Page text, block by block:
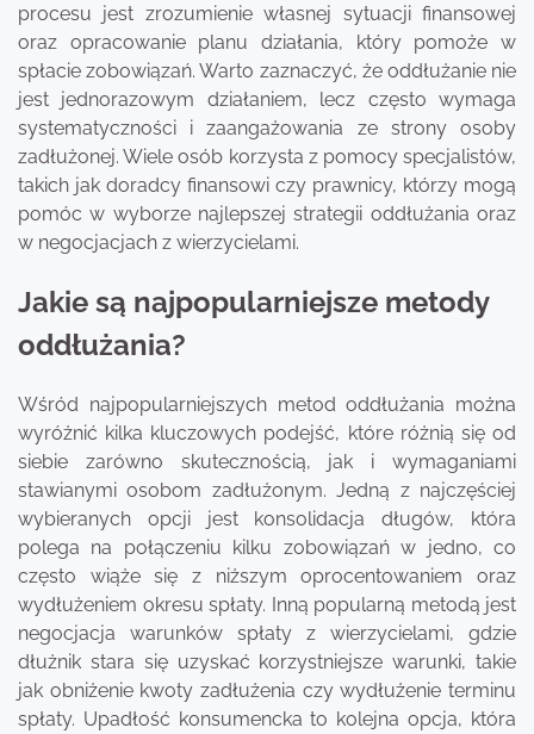
procesu jest zrozumienie własnej sytuacji finansowej
oraz opracowanie planu działania, który pomoże w
spłacie zobowiązań. Warto zaznaczyć, że oddłużanie nie
jest jednorazowym działaniem, lecz często wymaga
systematyczności i zaangażowania ze strony osoby
zadłużonej. Wiele osób korzysta z pomocy specjalistów,
takich jak doradcy finansowi czy prawnicy, którzy mogą
pomóc w wyborze najlepszej strategii oddłużania oraz
w negocjacjach z wierzycielami.
Jakie są najpopularniejsze metody
oddłużania?
Wśród najpopularniejszych metod oddłużania można
wyróżnić kilka kluczowych podejść, które różnią się od
siebie zarówno skutecznością, jak i wymaganiami
stawianymi osobom zadłużonym. Jedną z najczęściej
wybieranych opcji jest konsolidacja długów, która
polega na połączeniu kilku zobowiązań w jedno, co
często wiąże się z niższym oprocentowaniem oraz
wydłużeniem okresu spłaty. Inną popularną metodą jest
negocjacja warunków spłaty z wierzycielami, gdzie
dłużnik stara się uzyskać korzystniejsze warunki, takie
jak obniżenie kwoty zadłużenia czy wydłużenie terminu
spłaty. Upadłość konsumencka to kolejna opcja, która